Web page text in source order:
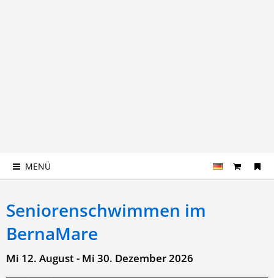
MENÜ
Seniorenschwimmen im
BernaMare
Mi 12. August - Mi 30. Dezember 2026